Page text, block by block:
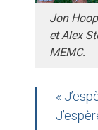
Jon
et Alex
MEMC.
«